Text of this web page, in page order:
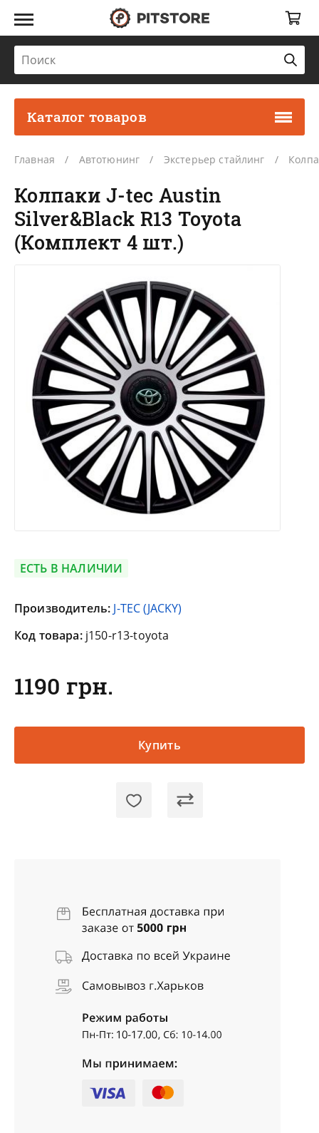
Каталог товаров
Главная Автотюнинг Экстерьер стайлинг
Колпаки J-tec Austin
Silver&Black R13 Toyota
(Комплект 4 шт.)
ЕСТЬ В НАЛИЧИИ
Производитель: J-TEC (JACKY)
Код товара: j150-r13-toyota
1190 грн.
Купить